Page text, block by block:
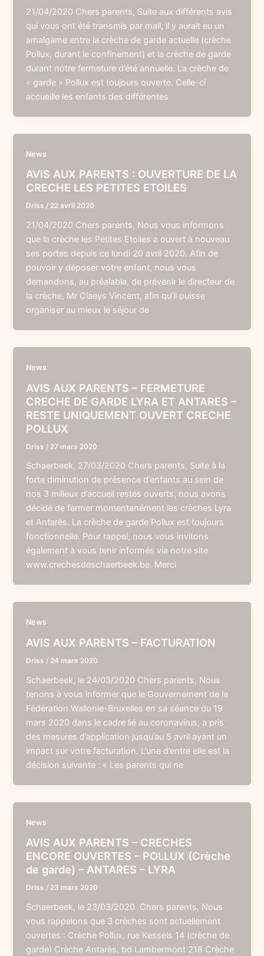
21/04/2020 Chers parents, Suite aux différents avis
qui vous ont été transmis par mail, il y aurait eu un
amalgame entre la crèche de garde actuelle (crèche
Pollux, durant le confinement) et la crèche de garde
durant notre fermeture d’été annuelle. La crèche de
« garde » Pollux est toujours ouverte. Celle-ci
accueille les enfants des différentes
News
AVIS AUX PARENTS : OUVERTURE DE LA
CRECHE LES PETITES ETOILES
Driss / 22 avril 2020
21/04/2020 Chers parents, Nous vous informons
que la crèche les Petites Etoiles a ouvert à nouveau
ses portes depuis ce lundi 20 avril 2020. Afin de
pouvoir y déposer votre enfant, nous vous
demandons, au préalable, de prévenir le directeur de
la crèche, Mr Claeys Vincent, afin qu’il puisse
organiser au mieux le séjour de
News
AVIS AUX PARENTS – FERMETURE
CRECHE DE GARDE LYRA ET ANTARES –
RESTE UNIQUEMENT OUVERT CRECHE
POLLUX
Driss / 27 mars 2020
Schaerbeek, 27/03/2020 Chers parents, Suite à la
forte diminution de présence d’enfants au sein de
nos 3 milieux d’accueil restés ouverts, nous avons
décidé de fermer momentanément les crèches Lyra
et Antarès. La crèche de garde Pollux est toujours
fonctionnelle. Pour rappel, nous vous invitons
également à vous tenir informés via notre site
www.crechesdeschaerbeek.be. Merci
News
AVIS AUX PARENTS – FACTURATION
Driss / 24 mars 2020
Schaerbeek, le 24/03/2020 Chers parents, Nous
tenons à vous informer que le Gouvernement de la
Fédération Wallonie-Bruxelles en sa séance du 19
mars 2020 dans le cadre lié au coronavirus, a pris
des mesures d’application jusqu’au 5 avril ayant un
impact sur votre facturation. L’une d’entre elle est la
décision suivante : « Les parents qui ne
News
AVIS AUX PARENTS – CRECHES
ENCORE OUVERTES – POLLUX (Crèche
de garde) – ANTARES – LYRA
Driss / 23 mars 2020
Schaerbeek, le 23/03/2020 Chers parents, Nous
vous rappelons que 3 crèches sont actuellement
ouvertes : Crèche Pollux, rue Kessels 14 (crèche de
garde) Crèche Antarès, bd Lambermont 218 Crèche